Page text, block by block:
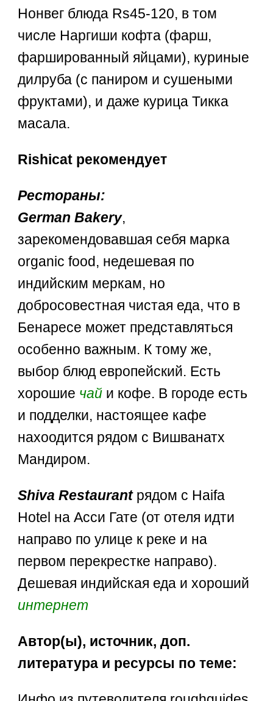
Нонвег блюда Rs45-120, в том
числе Наргиши кофта (фарш,
фаршированный яйцами), куриные
дилруба (с паниром и сушеными
фруктами), и даже курица Тикка
масала.
Rishicat рекомендует
Рестораны:
German Bakery,
зарекомендовавшая себя марка
organic food, недешевая по
индийским меркам, но
добросовестная чистая еда, что в
Бенаресе может представляться
особенно важным. К тому же,
выбор блюд европейский. Есть
хорошие чай и кофе. В городе есть
и подделки, настоящее кафе
нахоодится рядом с Вишванатх
Мандиром.
Shiva Restaurantрядом с Haifa
Hotel на Асси Гате (от отеля идти
направо по улице к реке и на
первом перекрестке направо).
Дешевая индийская еда и хороший
интернет
Автор(ы), источник, доп.
литература и ресурсы по теме: